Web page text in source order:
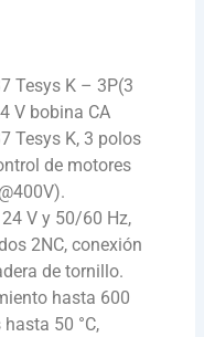
Tesys K – 3P(3
V bobina CA
Tesys K, 3 polos
de motores
V y 50/60 Hz,
2NC, conexión
de tornillo.
hasta 600
50 °C,